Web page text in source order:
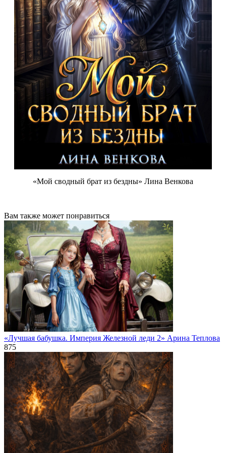
«Мой сводный брат из бездны» Лина Венкова
Вам также может понравиться
«Лучшая бабушка. Империя Железной леди 2» Арина Теплова
875